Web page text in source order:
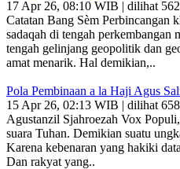
17 Apr 26, 08:10 WIB | dilihat 562
Catatan Bang Sèm Perbincangan
sadaqah di tengah perkembangan
tengah gelinjang geopolitik dan
amat menarik. Hal demikian,..
Pola Pembinaan a la Haji Agus
15 Apr 26, 02:13 WIB | dilihat 658
Agustanzil Sjahroezah Vox
suara Tuhan. Demikian suatu
Karena kebenaran yang hakiki
Dan rakyat yang..